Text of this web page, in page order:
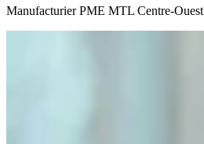
Manufacturier PME MTL Centre-Ouest